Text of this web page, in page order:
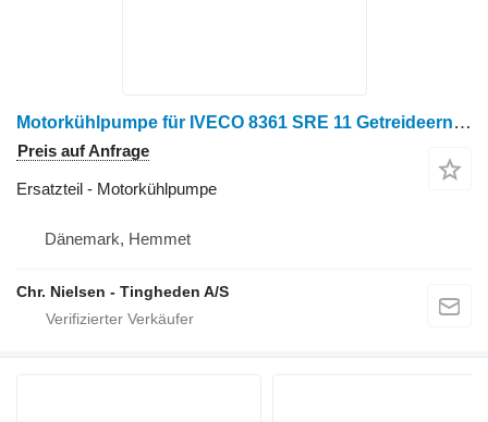
Motorkühlpumpe für IVECO 8361 SRE 11 Getreideernter
Preis auf Anfrage
Ersatzteil - Motorkühlpumpe
Dänemark, Hemmet
Chr. Nielsen - Tingheden A/S